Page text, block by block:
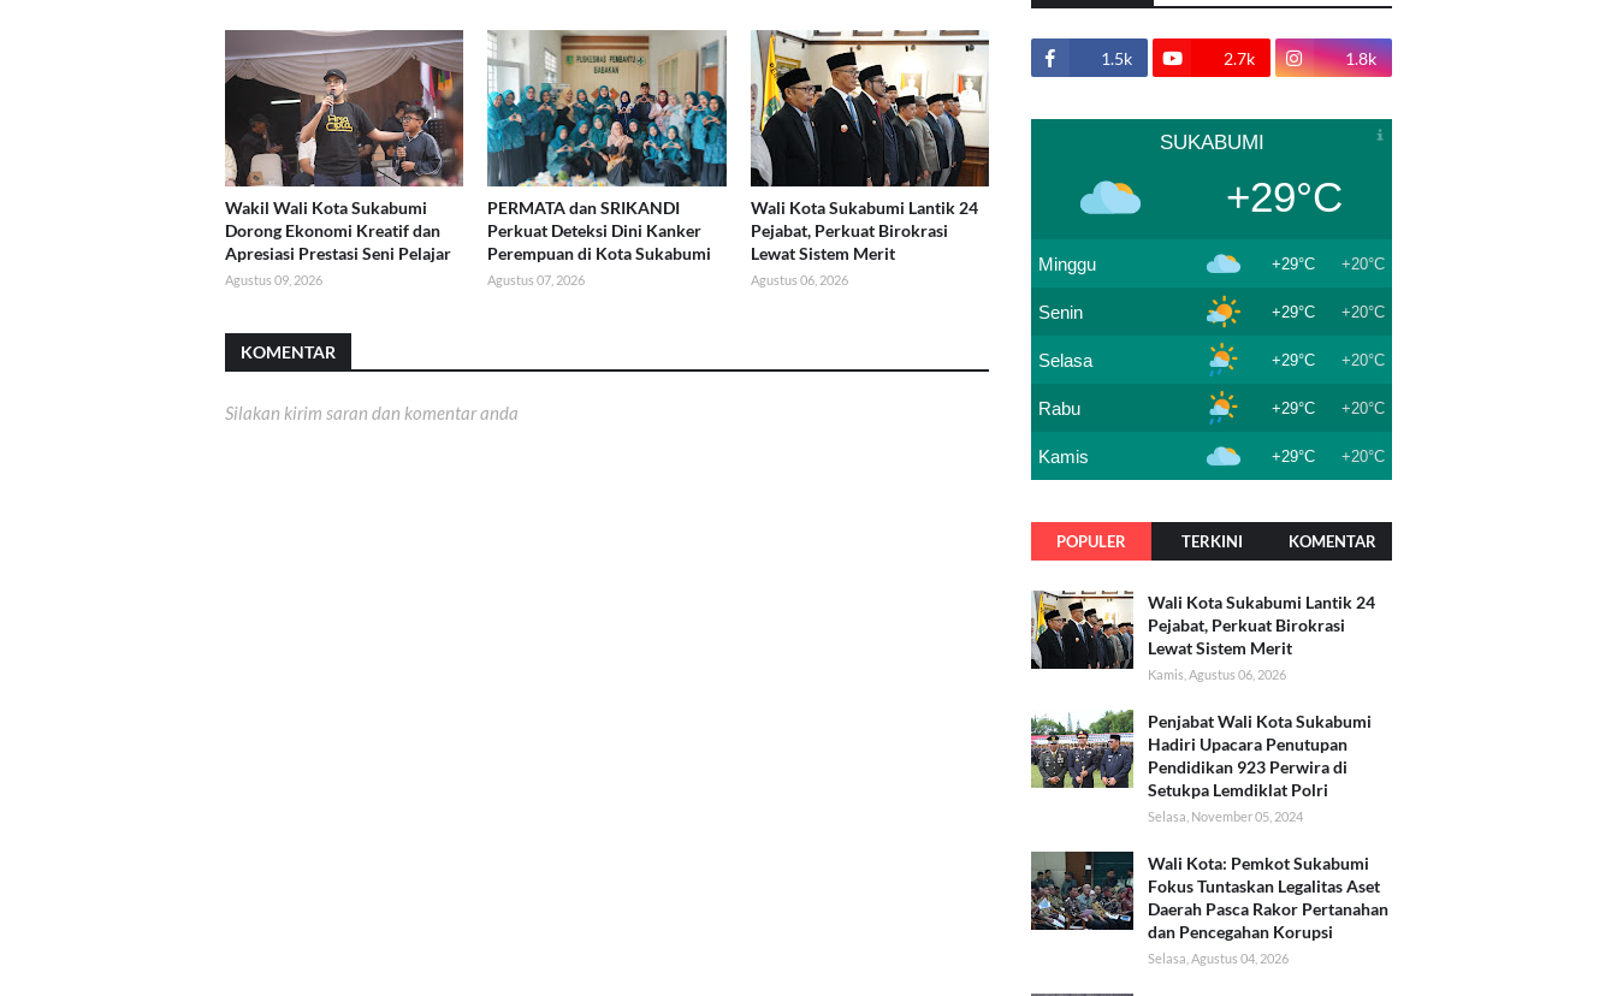
Wakil Wali Kota Sukabumi
Dorong Ekonomi Kreatif dan
Apresiasi Prestasi Seni Pelajar
Agustus 09, 2026
PERMATA dan SRIKANDI
Perkuat Deteksi Dini Kanker
Perempuan di Kota Sukabumi
Agustus 07, 2026
Wali Kota Sukabumi Lantik 24
Pejabat, Perkuat Birokrasi
Lewat Sistem Merit
Agustus 06, 2026
KOMENTAR
Silakan kirim saran dan komentar anda
1.5k 2.7k 1.8k
SUKABUMI
+29°C
Minggu +29°C +20°C
Senin +29°C +20°C
Selasa +29°C +20°C
Rabu +29°C +20°C
Kamis +29°C +20°C
POPULER TERKINI KOMENTAR
Wali Kota Sukabumi Lantik 24
Pejabat, Perkuat Birokrasi
Lewat Sistem Merit
Kamis, Agustus 06, 2026
Penjabat Wali Kota Sukabumi
Hadiri Upacara Penutupan
Pendidikan 923 Perwira di
Setukpa Lemdiklat Polri
Selasa, November 05, 2024
Wali Kota: Pemkot Sukabumi
Fokus Tuntaskan Legalitas Aset
Daerah Pasca Rakor Pertanahan
dan Pencegahan Korupsi
Selasa, Agustus 04, 2026